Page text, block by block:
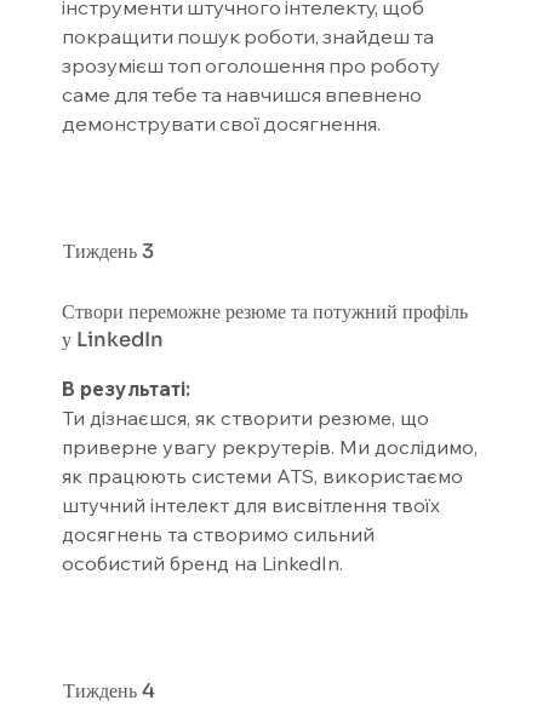
інструменти штучного інтелекту, щоб
покращити пошук роботи, знайдеш та
зрозумієш топ оголошення про роботу
саме для тебе та навчишся впевнено
демонструвати свої досягнення.
Створи переможне резюме та потужний профіль
у LinkedIn
В результаті:
Ти дізнаєшся, як створити резюме, що
приверне увагу рекрутерів. Ми дослідимо,
як працюють системи ATS, використаємо
штучний інтелект для висвітлення твоїх
досягнень та створимо сильний
особистий бренд на LinkedIn.
Тиждень3
Тиждень4